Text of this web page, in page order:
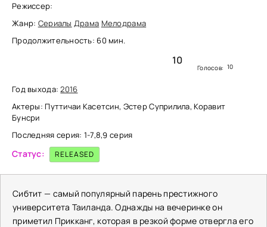
Режиссер:
Жанр: Сериалы Драма Мелодрама
Продолжительность: 60 мин.
10
Голосов: 10
Год выхода:2016
Актеры: Путтичаи Касетсин, Эстер Суприлила, Коравит
Бунсри
Последняя серия: 1-7,8,9 серия
Статус: RELEASED
Сибтит — самый популярный парень престижного
университета Таиланда. Однажды на вечеринке он
приметил Прикканг, которая в резкой форме отвергла его